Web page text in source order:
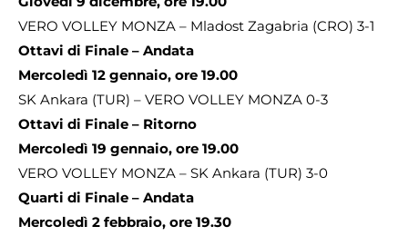
VERO VOLLEY MONZA – Mladost Zagabria (CRO) 3-1
Ottavi di Finale – Andata
Mercoledì 12 gennaio, ore 19.00
SK Ankara (TUR) – VERO VOLLEY MONZA 0-3
Ottavi di Finale – Ritorno
Mercoledì 19 gennaio, ore 19.00
VERO VOLLEY MONZA – SK Ankara (TUR) 3-0
Quarti di Finale – Andata
Mercoledì 2 febbraio, ore 19.30